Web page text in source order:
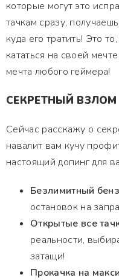
которые могут это
тачкам сразу,
куда его тратить! Это
кататься на своей
мечта любого геймера!
СЕКРЕТНЫЙ
Сейчас расскажу о
навалит вам кучу
настоящий допинг для
Безлимитный
остановок на
Открытые все
реальности,
затащи!
Прокачка на